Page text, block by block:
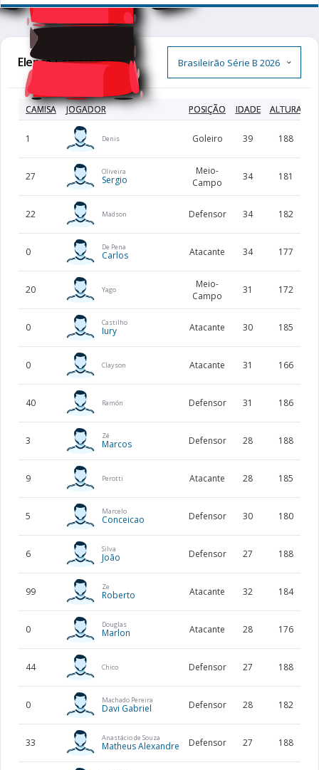
Elenco Completo
CAMISA JOGADOR POSIÇÃO IDADE ALTURA
1 Denis Goleiro 39 188
27 Oliveira
Sergio
Meio-
Campo
34 181
22 Madson Defensor 34 182
0 De Pena
Carlos Atacante 34 177
20 Yago
Meio-
Campo
31 172
0 Castilho
Iury Atacante 30 185
0 Clayson Atacante 31 166
40 Ramón Defensor 31 186
3 Zé
Marcos Defensor 28 188
9 Perotti Atacante 28 185
5 Marcelo
Conceicao Defensor 30 180
6 Silva
João Defensor 27 188
99 Ze
Roberto Atacante 32 184
0 Douglas
Marlon Atacante 28 176
44 Chico Defensor 27 188
0 Machado Pereira
Davi Gabriel Defensor 28 182
33 Anastácio de Souza
Matheus Alexandre Defensor 27 188